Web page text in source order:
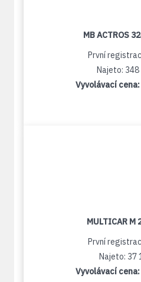
MB ACTROS
První
Najeto: 348
Vyvolávací cena:
MULTICAR M
První
Najeto: 37
Vyvolávací cena: